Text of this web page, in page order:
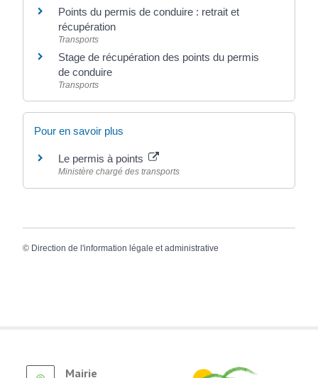
Points du permis de conduire : retrait et
récupération
Transports
Stage de récupération des points du permis
de conduire
Transports
Pour en savoir plus
Le permis à points
Ministère chargé des transports
© Direction de l'information légale et administrative
Mairie